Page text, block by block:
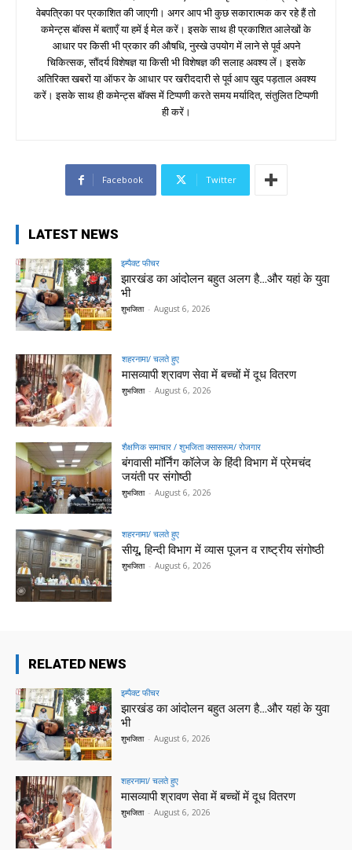
वेबपत्रिका पर प्रकाशित की जाएगी। अगर आप भी कुछ सकारात्मक कर रहे हैं तो
कमेन्ट्स बॉक्स में बताएँ या हमें ई मेल करें। इसके साथ ही प्रकाशित आलेखों के
आधार पर किसी भी प्रकार की औषधि, नुस्खे उपयोग में लाने से पूर्व अपने
चिकित्सक, सौंदर्य विशेषज्ञ या किसी भी विशेषज्ञ की सलाह अवश्य लें। इसके
अतिरिक्त खबरों या ऑफर के आधार पर खरीददारी से पूर्व आप खुद पड़ताल अवश्य
करें। इसके साथ ही कमेन्ट्स बॉक्स में टिप्पणी करते समय मर्यादित, संतुलित टिप्पणी
ही करें।
Facebook Twitter
LATEST NEWS
इम्पैक्ट फीचर
झारखंड का आंदोलन बहुत अलग है…और यहां के युवा
भी
शुभजिता - August 6, 2026
शहरनामा/ चलते हुए
मासव्यापी श्रावण सेवा में बच्चों में दूध वितरण
शुभजिता - August 6, 2026
शैक्षणिक समाचार / शुभजिता क्सासरूम/ रोजगार
बंगवासी मॉर्निंग कॉलेज के हिंदी विभाग में प्रेमचंद
जयंती पर संगोष्ठी
शुभजिता - August 6, 2026
शहरनामा/ चलते हुए
सीयू, हिन्दी विभाग में व्यास पूजन व राष्ट्रीय संगोष्ठी
शुभजिता - August 6, 2026
RELATED NEWS
इम्पैक्ट फीचर
झारखंड का आंदोलन बहुत अलग है…और यहां के युवा
भी
शुभजिता - August 6, 2026
शहरनामा/ चलते हुए
मासव्यापी श्रावण सेवा में बच्चों में दूध वितरण
शुभजिता - August 6, 2026